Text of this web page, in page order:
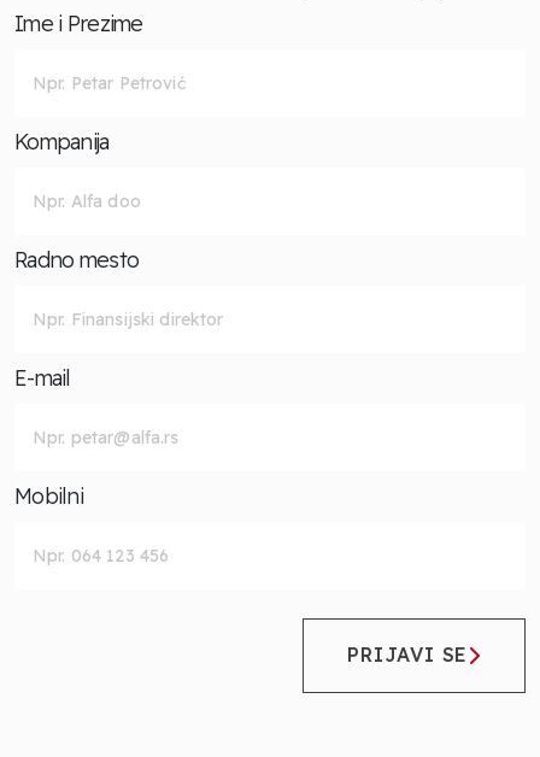
Ime i Prezime
Kompanija
Radno mesto
E-mail
Mobilni
PRIJAVI SE